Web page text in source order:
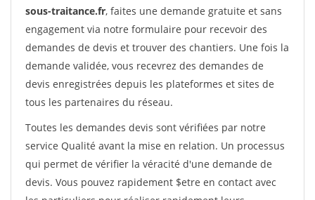
sous-traitance.fr, faites une demande gratuite et sans
engagement via notre formulaire pour recevoir des
demandes de devis et trouver des chantiers. Une fois la
demande validée, vous recevrez des demandes de
devis enregistrées depuis les plateformes et sites de
tous les partenaires du réseau.
Toutes les demandes devis sont vérifiées par notre
service Qualité avant la mise en relation. Un processus
qui permet de vérifier la véracité d'une demande de
devis. Vous pouvez rapidement $etre en contact avec